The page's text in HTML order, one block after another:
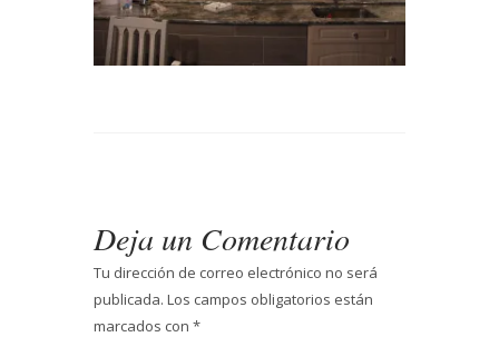
Deja un Comentario
Tu dirección de correo electrónico no será
publicada. Los campos obligatorios están
marcados con *